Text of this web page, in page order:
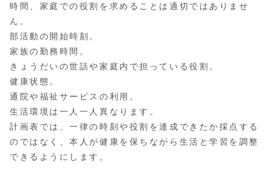
時間、家庭での役割を求めることは適切ではありませ
ん。
部活動の開始時刻。
家族の勤務時間。
きょうだいの世話や家庭内で担っている役割。
健康状態。
通院や福祉サービスの利用。
生活環境は一人一人異なります。
計画表では、一律の時刻や役割を達成できたか採点する
のではなく、本人が健康を保ちながら生活と学習を調整
できるようにします。